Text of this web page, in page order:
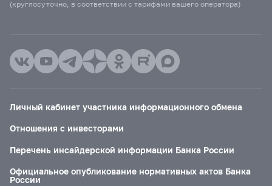
(круглосуточно, в соответствии с тарифами вашего оператора)
Личный кабинет участника информационного обмена
Отношения с инвесторами
Перечень инсайдерской информации Банка России
Официальное опубликование нормативных актов Банка
России